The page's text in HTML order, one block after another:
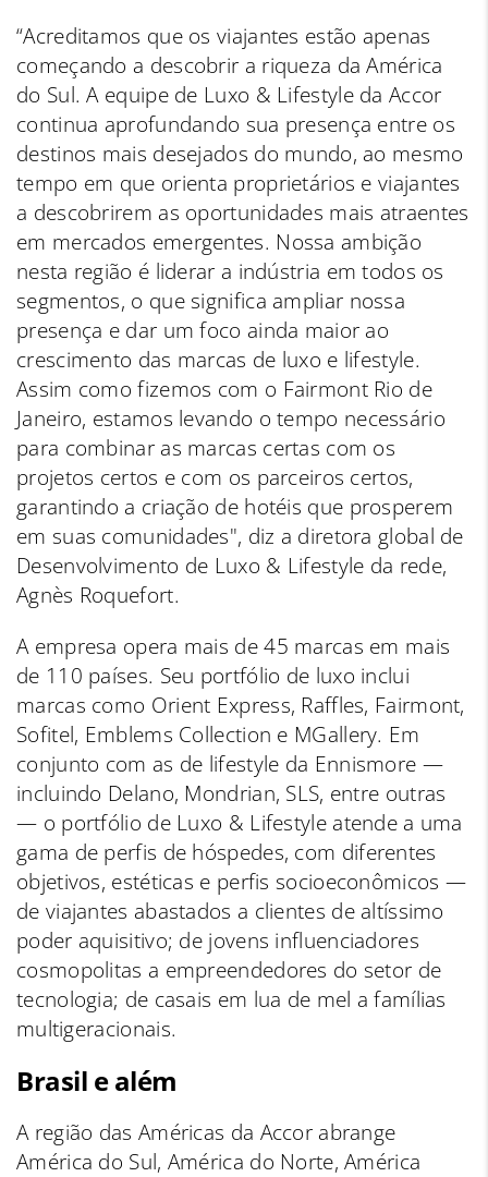
“Acreditamos que os viajantes estão apenas
começando a descobrir a riqueza da América
do Sul. A equipe de Luxo & Lifestyle da Accor
continua aprofundando sua presença entre os
destinos mais desejados do mundo, ao mesmo
tempo em que orienta proprietários e viajantes
a descobrirem as oportunidades mais atraentes
em mercados emergentes. Nossa ambição
nesta região é liderar a indústria em todos os
segmentos, o que significa ampliar nossa
presença e dar um foco ainda maior ao
crescimento das marcas de luxo e lifestyle.
Assim como fizemos com o Fairmont Rio de
Janeiro, estamos levando o tempo necessário
para combinar as marcas certas com os
projetos certos e com os parceiros certos,
garantindo a criação de hotéis que prosperem
em suas comunidades", diz a diretora global de
Desenvolvimento de Luxo & Lifestyle da rede,
Agnès Roquefort.
A empresa opera mais de 45 marcas em mais
de 110 países. Seu portfólio de luxo inclui
marcas como Orient Express, Raffles, Fairmont,
Sofitel, Emblems Collection e MGallery. Em
conjunto com as de lifestyle da Ennismore —
incluindo Delano, Mondrian, SLS, entre outras
— o portfólio de Luxo & Lifestyle atende a uma
gama de perfis de hóspedes, com diferentes
objetivos, estéticas e perfis socioeconômicos —
de viajantes abastados a clientes de altíssimo
poder aquisitivo; de jovens influenciadores
cosmopolitas a empreendedores do setor de
tecnologia; de casais em lua de mel a famílias
multigeracionais.
Brasil e além
A região das Américas da Accor abrange
América do Sul, América do Norte, América